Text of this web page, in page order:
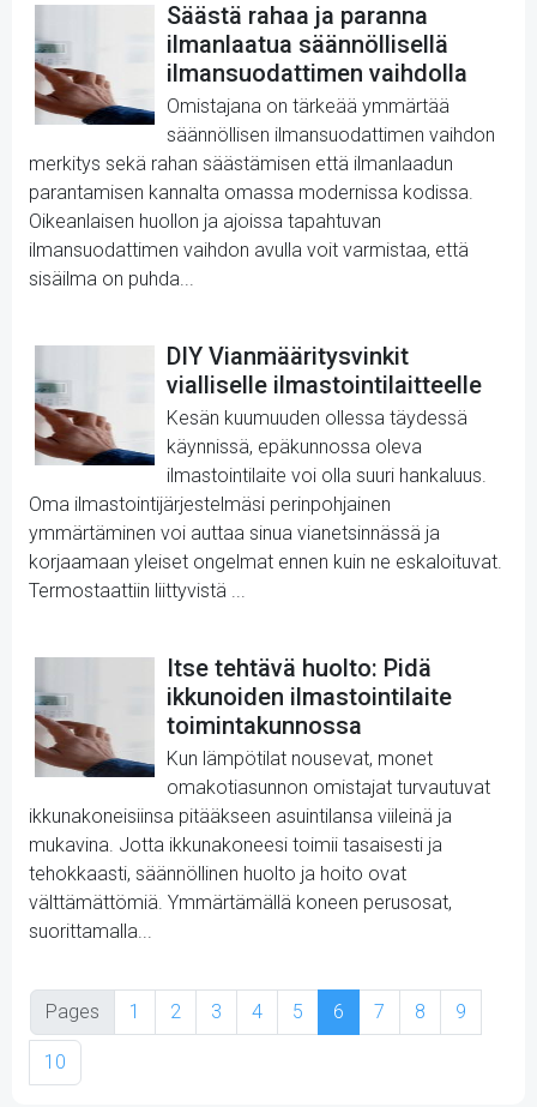
Säästä rahaa ja paranna
ilmanlaatua säännöllisellä
ilmansuodattimen vaihdolla
Omistajana on tärkeää ymmärtää
säännöllisen ilmansuodattimen vaihdon
merkitys sekä rahan säästämisen että ilmanlaadun
parantamisen kannalta omassa modernissa kodissa.
Oikeanlaisen huollon ja ajoissa tapahtuvan
ilmansuodattimen vaihdon avulla voit varmistaa, että
sisäilma on puhda...
DIY Vianmääritysvinkit
vialliselle ilmastointilaitteelle
Kesän kuumuuden ollessa täydessä
käynnissä, epäkunnossa oleva
ilmastointilaite voi olla suuri hankaluus.
Oma ilmastointijärjestelmäsi perinpohjainen
ymmärtäminen voi auttaa sinua vianetsinnässä ja
korjaamaan yleiset ongelmat ennen kuin ne eskaloituvat.
Termostaattiin liittyvistä ...
Itse tehtävä huolto: Pidä
ikkunoiden ilmastointilaite
toimintakunnossa
Kun lämpötilat nousevat, monet
omakotiasunnon omistajat turvautuvat
ikkunakoneisiinsa pitääkseen asuintilansa viileinä ja
mukavina. Jotta ikkunakoneesi toimii tasaisesti ja
tehokkaasti, säännöllinen huolto ja hoito ovat
välttämättömiä. Ymmärtämällä koneen perusosat,
suorittamalla...
Pages 1 2 3 4 5 6 7 8 9
10